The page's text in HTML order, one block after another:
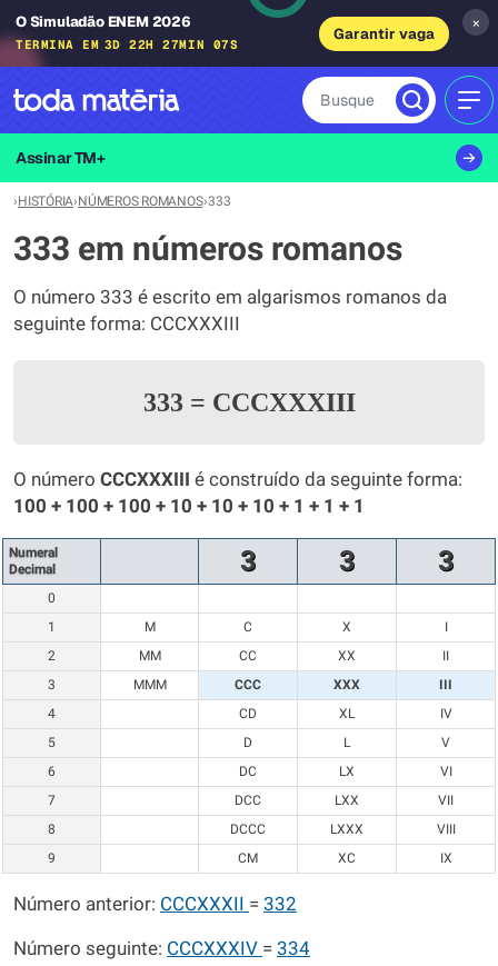
O Simuladão ENEM 2026
TERMINA EM 3D 22H 27MIN 07S
Garantir vaga
×
Busque
Assinar TM+
›HISTÓRIA›NÚMEROS ROMANOS›333
333 em números romanos
O número 333 é escrito em algarismos romanos da
seguinte forma: CCCXXXIII
333 = CCCXXXIII
O número CCCXXXIII é construído da seguinte forma:
100 + 100 + 100 + 10 + 10 + 10 + 1 + 1 + 1
Numeral
Decimal
3 3 3
0
1
M C X
I
2
MM CC XX
II
3
MMM CCC XXX
III
4
CD XL
IV
5
D L
V
6
DC LX
VI
7
DCC LXX
VII
8
DCCC LXXX
VIII
9
CM XC IX
Número anterior: CCCXXXII = 332
Número seguinte: CCCXXXIV = 334